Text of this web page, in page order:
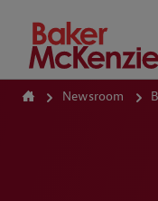
How Can We
Newsroom